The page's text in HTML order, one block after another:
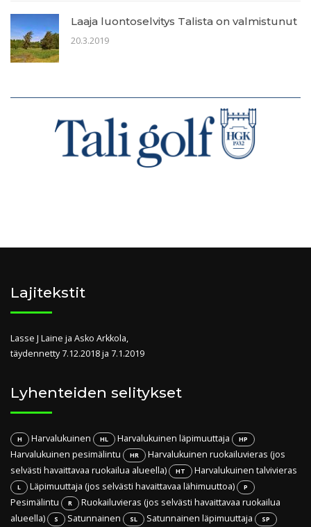
Laaja luontoselvitys Talista on valmistunut
20.3.2019
Lajitekstit
Lasse J Laine ja Asko Arkkola,
täydennetty 7.12.2018 ja 7.1.2019
Lyhenteiden selitykset
H Harvalukuinen HL Harvalukuinen läpimuuttaja HP
Harvalukuinen pesimälintu HR
Harvalukuinen ruokailuvieras (jos
selvästi havaittavaa ruokailua alueella)
HT Harvalukuinen talvivieras
L Läpimuuttaja (jos selvästi havaittavaa lähimuuttoa) P
Pesimälintu R
Ruokailuvieras (jos selvästi havaittavaa ruokailua
alueella)
S Satunnainen SL Satunnainen läpimuuttaja SP